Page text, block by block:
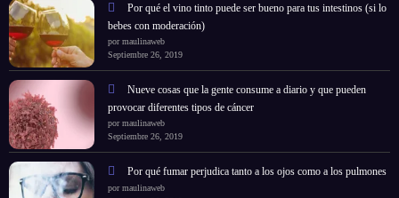
Por qué el vino tinto puede ser bueno para tus intestinos (si lo
bebes con moderación)
por maulinaweb
Septiembre 26, 2019
Nueve cosas que la gente consume a diario y que pueden
provocar diferentes tipos de cáncer
por maulinaweb
Septiembre 26, 2019
Por qué fumar perjudica tanto a los ojos como a los pulmones
por maulinaweb